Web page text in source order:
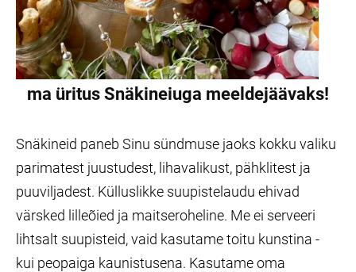
ma üritus Snäkineiuga meeldejäävaks!
Snäkineid paneb Sinu sündmuse jaoks kokku valiku
parimatest juustudest, lihavalikust, pähklitest ja
puuviljadest. Külluslikke suupistelaudu ehivad
värsked lilleõied ja maitseroheline. Me ei serveeri
lihtsalt suupisteid, vaid kasutame toitu kunstina -
kui peopaiga kaunistusena. Kasutame oma